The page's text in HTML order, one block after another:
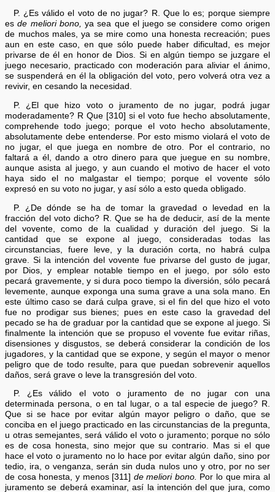
P. ¿Es válido el voto de no jugar? R. Que lo es; porque siempre
esde meliori bono, ya sea que el juego se considere como origen
de muchos males, ya se mire como una honesta recreación; pues
aun en este caso, en que sólo puede haber dificultad, es mejor
privarse de él en honor de Dios. Si en algún tiempo se juzgare el
juego necesario, practicado con moderación para aliviar el ánimo,
se suspenderá en él la obligación del voto, pero volverá otra vez a
revivir, en cesando la necesidad.
P. ¿El que hizo voto o juramento de no jugar, podrá jugar
moderadamente? R Que [310] si el voto fue hecho absolutamente,
comprehende todo juego; porque el voto hecho absolutamente,
absolutamente debe entenderse. Por esto mismo violará el voto de
no jugar, el que juega en nombre de otro. Por el contrario, no
faltará a él, dando a otro dinero para que juegue en su nombre,
aunque asista al juego, y aun cuando el motivo de hacer el voto
haya sido el no malgastar el tiempo; porque el vovente sólo
expresó en su voto no jugar, y así sólo a esto queda obligado.
P. ¿De dónde se ha de tomar la gravedad o levedad en la
fracción del voto dicho? R. Que se ha de deducir, así de la mente
del vovente, como de la cualidad y duración del juego. Si la
cantidad que se expone al juego, consideradas todas las
circunstancias, fuere leve, y la duración corta, no habrá culpa
grave. Si la intención del vovente fue privarse del gusto de jugar,
por Dios, y emplear notable tiempo en el juego, por sólo esto
pecará gravemente, y si dura poco tiempo la diversión, sólo pecará
levemente, aunque exponga una suma grave a una sola mano. En
este último caso se dará culpa grave, si el fin del que hizo el voto
fue no prodigar sus bienes; pues en este caso la gravedad del
pecado se ha de graduar por la cantidad que se expone al juego. Si
finalmente la intención que se propuso el vovente fue evitar riñas,
disensiones y disgustos, se deberá considerar la condición de los
jugadores, y la cantidad que se expone, y según el mayor o menor
peligro que de todo resulte, para que puedan sobrevenir aquellos
daños, será grave o leve la transgresión del voto.
P. ¿Es válido el voto o juramento de no jugar con una
determinada persona, o en tal lugar, o a tal especie de juego? R.
Que si se hace por evitar algún mayor peligro o daño, que se
conciba en el juego practicado en las circunstancias de la pregunta,
u otras semejantes, será válido el voto o juramento; porque no sólo
es de cosa honesta, sino mejor que su contrario. Mas si el que
hace el voto o juramento no lo hace por evitar algún daño, sino por
tedio, ira, o venganza, serán sin duda nulos uno y otro, por no ser
de cosa honesta, y menos [311] de meliori bono. Por lo que mira al
juramento se deberá examinar, así la intención del que jura, como